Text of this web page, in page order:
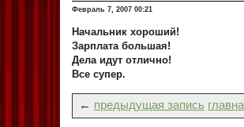
Февраль 7, 2007 00:21
Начальник хороший!
Зарплата большая!
Дела идут отлично!
Все супер.
← предыдущая запись